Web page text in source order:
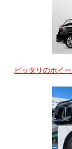
ピッタリのホイ